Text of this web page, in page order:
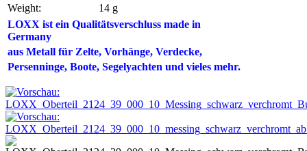
Weight:
14 g
LOXX ist ein Qualitätsverschluss made in
Germany
aus Metall für Zelte, Vorhänge, Verdecke,
Persenninge, Boote, Segelyachten und vieles mehr.